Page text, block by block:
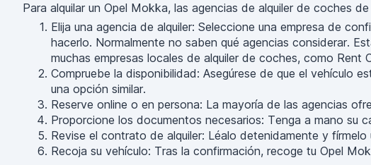
Para alquilar un Opel Mokka, las agencias de alquiler de coches
Elija una agencia de alquiler: Seleccione una empresa de
hacerlo. Normalmente no saben qué agencias considerar.
muchas empresas locales de alquiler de coches, como Rent
Compruebe la disponibilidad: Asegúrese de que el vehículo
una opción similar.
Reserve online o en persona: La mayoría de las agencias
Proporcione los documentos necesarios: Tenga a mano su
Revise el contrato de alquiler: Léalo detenidamente y fírmelo
Recoja su vehículo: Tras la confirmación, recoge tu Opel